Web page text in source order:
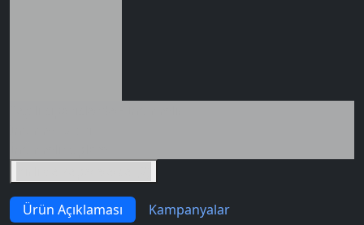
Ürün Açıklaması
Kampanyalar